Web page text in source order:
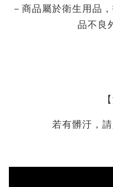
－商品屬於衛生用品
品不良
若有髒汙，